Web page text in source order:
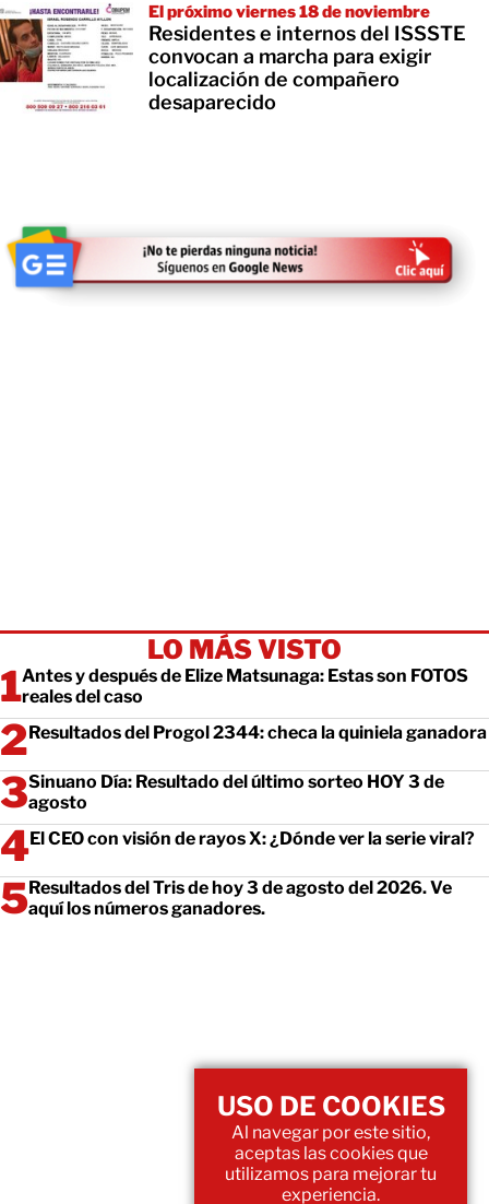
El próximo viernes 18 de noviembre
Residentes e internos del ISSSTE
convocan a marcha para exigir
localización de compañero
desaparecido
LO MÁS VISTO
Antes y después de Elize Matsunaga: Estas son FOTOS
reales del caso
Resultados del Progol 2344: checa la quiniela ganadora
Sinuano Día: Resultado del último sorteo HOY 3 de
agosto
El CEO con visión de rayos X: ¿Dónde ver la serie viral?
Resultados del Tris de hoy 3 de agosto del 2026. Ve
aquí los números ganadores.
USO DE COOKIES
Al navegar por este sitio,
aceptas las cookies que
utilizamos para mejorar tu
experiencia.